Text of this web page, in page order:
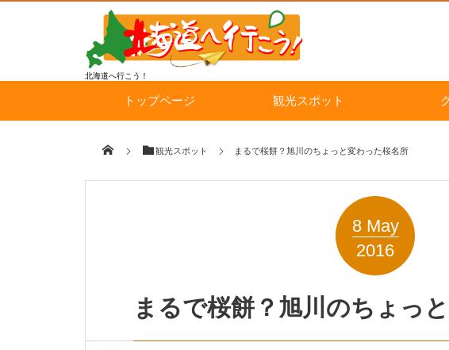
北海道へ行こう！
トップページ 観光スポット
観光スポット まるで桜餅？旭川のちょっと変わった桜名所
8 May
2016
まるで桜餅？旭川のちょっ